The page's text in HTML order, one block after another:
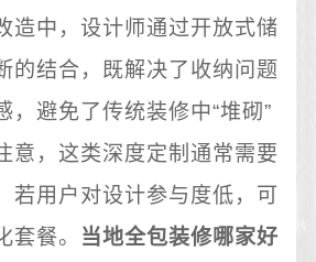
造中，设计师通过开放式储
的结合，既解决了收纳问题
，避免了传统装修中“堆砌”
意，这类深度定制通常需要
若用户对设计参与度低，可
套餐。 当地全包装修哪家好